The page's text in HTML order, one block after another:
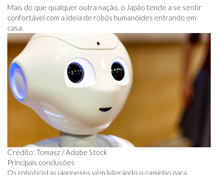
Mais do que qualquer outra nação, o Japão tende a se sentir
confortável com a ideia de robôs humanóides entrando em
casa.
Crédito: Tomasz / Adobe Stock
Principais conclusões
Os roboticistas japoneses vêm liderando o caminho para